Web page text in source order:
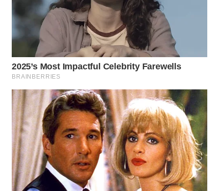
WN
SEMARANG
WN
WN
BOROBUDUR
WN
MADURA
WN